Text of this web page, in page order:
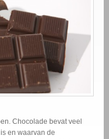
Chocolade bevat veel
en waarvan de